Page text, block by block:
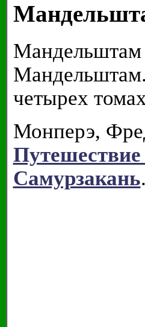
четырех
Монперэ,
Путешествие
Самурзакань